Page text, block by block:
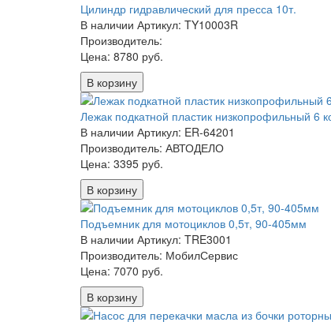
Цилиндр гидравлический для пресса 10т.
В наличии Артикул: TY10003R
Производитель:
Цена: 8780 руб.
В корзину
Лежак подкатной пластик низкопрофильный 6
В наличии Артикул: ER-64201
Производитель: АВТОДЕЛО
Цена: 3395 руб.
В корзину
Подъемник для мотоциклов 0,5т, 90-405мм
В наличии Артикул: TRE3001
Производитель: МобилСервис
Цена: 7070 руб.
В корзину